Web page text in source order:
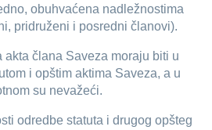
obuhvaćena nadležnostima
pridruženi i posredni članovi).
akta člana Saveza moraju biti u
i opštim aktima Saveza, a u
su nevažeći.
odredbe statuta i drugog opšteg